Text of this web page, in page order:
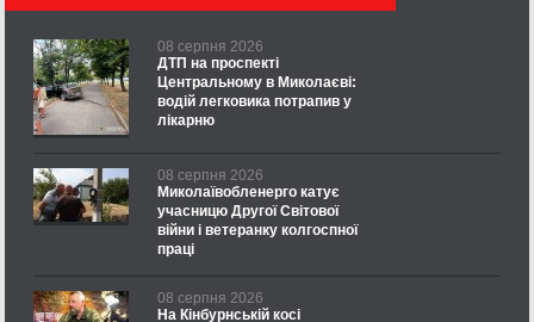
08 серпня 2026
ДТП на проспекті
Центральному в Миколаєві:
водій легковика потрапив у
лікарню
08 серпня 2026
Миколаївобленерго катує
учасницю Другої Світової
війни і ветеранку колгоспної
праці
08 серпня 2026
На Кінбурнській косі